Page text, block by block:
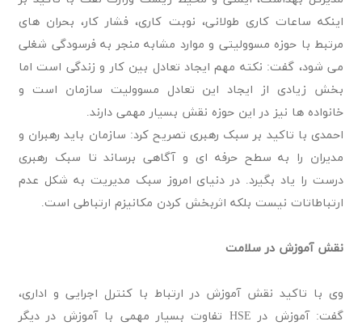
اینکه ساعات کاری طولانی، نوبت کاری، فشار کار، بحران های
مرتبط با حوزه مسوولیتی و موارد مشابه منجر به فرسودگی شغلی
می شود، گفت: نکته مهم ایجاد تعادل بین کار و زندگی است اما
بخش زیادی از ایجاد این تعادل مسوولیت سازمان است و
خانواده ها نیز در این حوزه نقش بسیار مهمی دارند.
احمدی با تاکید بر سبک رهبری تصریح کرد: سازمان باید رهبران و
مدیران را به سطح حرفه ای و آگاهی برساند تا سبک رهبری
درست را یاد بگیرد. در دنیای امروز سبک مدیریت به شکل عدم
ارتباطاتات نیست بلکه اثربخش کردن مکانیزم ارتباطی است.
نقش آموزش در سلامت
وی با تاکید نقش آموزش در ارتباط با کنترل اجرایی و اداری،
گفت: آموزش در HSE تفاوت بسیار مهمی با آموزش در دیگر